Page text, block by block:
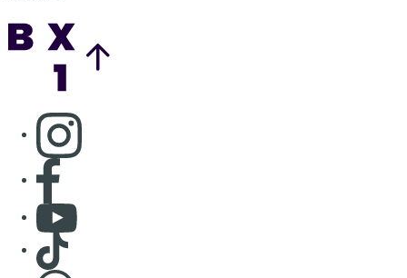
Consulter page Instagram
Consulter page Facebook
Consulter Youtube
Consulter TikTok